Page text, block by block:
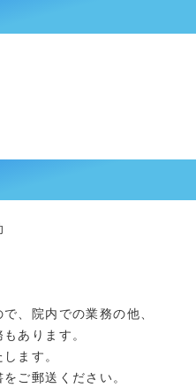
、院内での業務の他、
あります。
ます。
ご郵送ください。